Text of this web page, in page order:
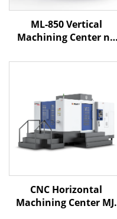
ML-850 Vertical
Machining Center na
Tumpakan at Linear
Mahusay na Paggawa
ng Mold at Metal
CNC Horizontal
Machining Center MJ-